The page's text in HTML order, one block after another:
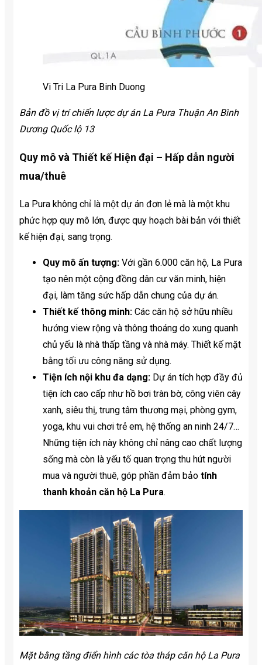
Vi Tri La Pura Binh Duong
Bản đồ vị trí chiến lược dự án La Pura Thuận An Bình
Dương Quốc lộ 13
Quy mô và Thiết kế Hiện đại – Hấp dẫn người
mua/thuê
La Pura không chỉ là một dự án đơn lẻ mà là một khu
phức hợp quy mô lớn, được quy hoạch bài bản với thiết
kế hiện đại, sang trọng.
Quy mô ấn tượng: Với gần 6.000 căn hộ, La Pura
tạo nên một cộng đồng dân cư văn minh, hiện
đại, làm tăng sức hấp dẫn chung của dự án.
Thiết kế thông minh: Các căn hộ sở hữu nhiều
hướng view rộng và thông thoáng do xung quanh
chủ yếu là nhà thấp tầng và nhà máy. Thiết kế mặt
bằng tối ưu công năng sử dụng.
Tiện ích nội khu đa dạng: Dự án tích hợp đầy đủ
tiện ích cao cấp như hồ bơi tràn bờ, công viên cây
xanh, siêu thị, trung tâm thương mại, phòng gym,
yoga, khu vui chơi trẻ em, hệ thống an ninh 24/7…
Những tiện ích này không chỉ nâng cao chất lượng
sống mà còn là yếu tố quan trọng thu hút người
mua và người thuê, góp phần đảm bảo tính
thanh khoản căn hộ La Pura.
Mặt bằng tầng điển hình các tòa tháp căn hộ La Pura